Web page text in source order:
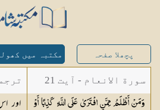
پچھلا صفحہ مکتبہ میں
سورة الانعام - آیت 21
وَمَنْ أَظْلَمُ مِمَّنِ افْتَرَىٰ عَلَى اللَّهِ كَذِبًا أَوْ
اور